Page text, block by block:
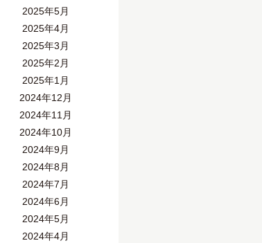
2025年5月
2025年4月
2025年3月
2025年2月
2025年1月
2024年12月
2024年11月
2024年10月
2024年9月
2024年8月
2024年7月
2024年6月
2024年5月
2024年4月